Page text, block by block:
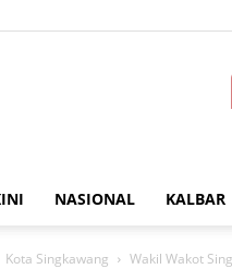
NASIONAL KALBAR
Kota Singkawang Wakil Wakot